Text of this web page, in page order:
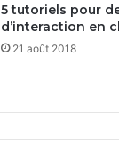
5 tutoriels pour
d’interaction en
21 août 2018